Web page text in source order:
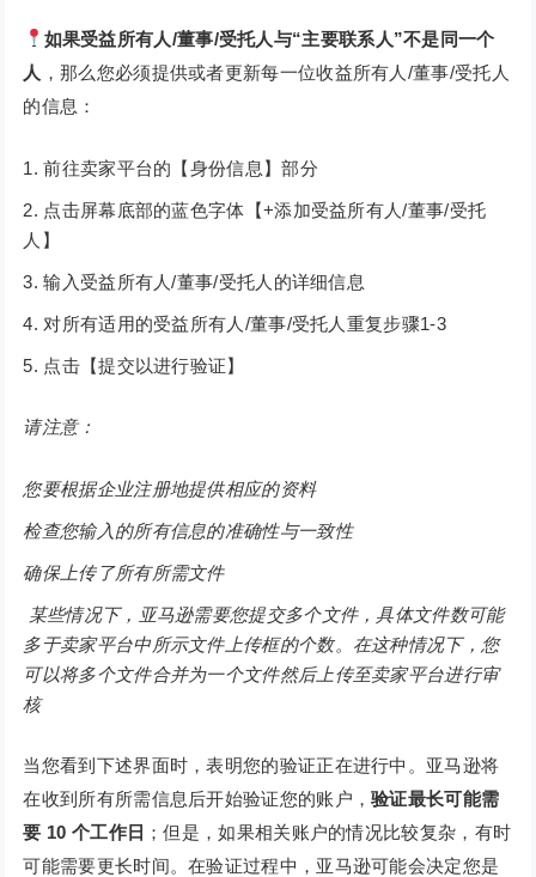
如果受益所有人/董事/受托人与“主要联系人”不是同一个
人 ，那么您必须提供或者更新每一位收益所有人/董事/受托人
的信息：
前往卖家平台的【身份信息】部分
点击屏幕底部的蓝色字体【+添加受益所有人/董事/受托
人】
输入受益所有人/董事/受托人的详细信息
对所有适用的受益所有人/董事/受托人重复步骤1-3
点击【提交以进行验证】
请注意：
您要根据企业注册地提供相应的资料
检查您输入的所有信息的准确性与一致性
确保上传了所有所需文件
某些情况下，亚马逊需要您提交多个文件，具体文件数可能
多于卖家平台中所示文件上传框的个数。在这种情况下，您
可以将多个文件合并为一个文件然后上传至卖家平台进行审
核
当您看到下述界面时，表明您的验证正在进行中。亚马逊将
在收到所有所需信息后开始验证您的账户，验证最长可能需
要 10 个工作日 ；但是，如果相关账户的情况比较复杂，有时
可能需要更长时间。在验证过程中，亚马逊可能会决定您是